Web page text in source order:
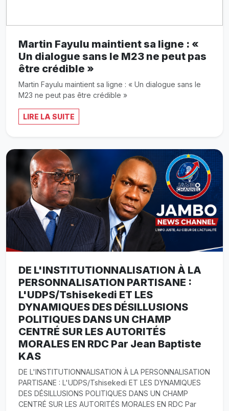
Martin Fayulu maintient sa ligne : «
Un dialogue sans le M23 ne peut pas
être crédible »
Martin Fayulu maintient sa ligne : « Un dialogue sans le
M23 ne peut pas être crédible »
LIRE LA SUITE
DE L'INSTITUTIONNALISATION À LA
PERSONNALISATION PARTISANE :
L'UDPS/Tshisekedi ET LES
DYNAMIQUES DES DÉSILLUSIONS
POLITIQUES DANS UN CHAMP
CENTRÉ SUR LES AUTORITÉS
MORALES EN RDC Par Jean Baptiste
KAS
DE L'INSTITUTIONNALISATION À LA PERSONNALISATION
PARTISANE : L'UDPS/Tshisekedi ET LES DYNAMIQUES
DES DÉSILLUSIONS POLITIQUES DANS UN CHAMP
CENTRÉ SUR LES AUTORITÉS MORALES EN RDC Par